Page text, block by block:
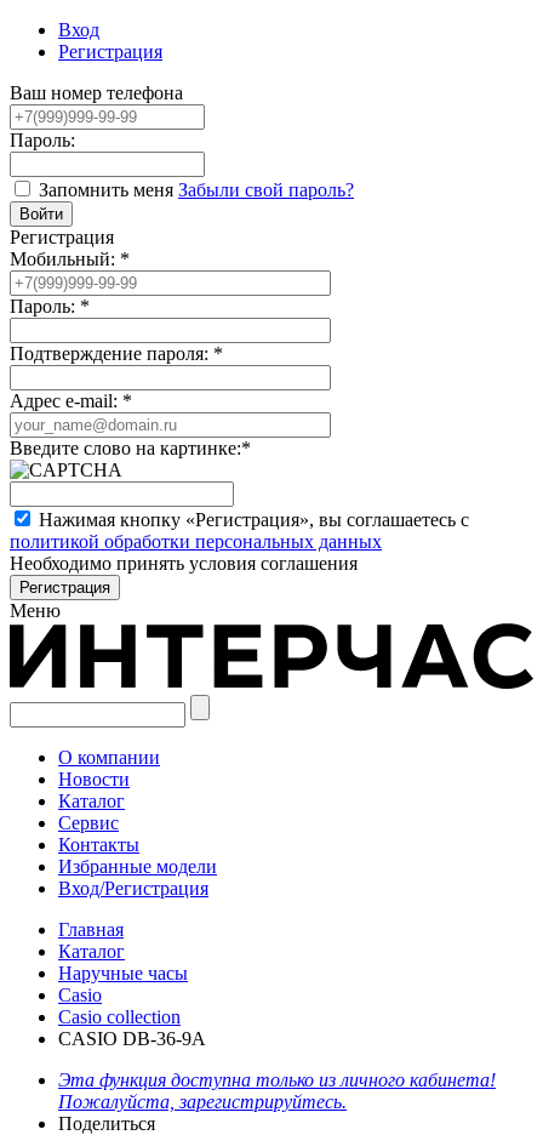
Вход
Регистрация
Ваш номер телефона
Пароль:
Запомнить меня Забыли свой пароль?
Регистрация
Мобильный: *
Пароль: *
Подтверждение пароля: *
Адрес e-mail: *
Введите слово на картинке:*
Нажимая кнопку «Регистрация», вы соглашаетесь с
политикой обработки персональных данных
Необходимо принять условия соглашения
Меню
О компании
Новости
Каталог
Сервис
Контакты
Избранные модели
Вход/Регистрация
Главная
Каталог
Наручные часы
Casio
Casio collection
CASIO DB-36-9A
Эта функция доступна только из личного кабинета!
Пожалуйста, зарегистрируйтесь.
Поделиться